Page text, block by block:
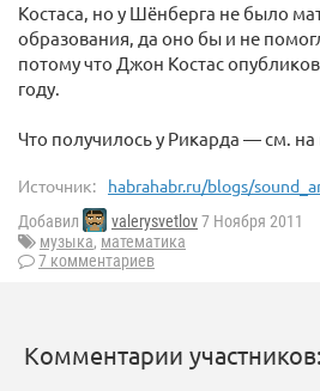
Костаса, но у Шёнберга не было
образования, да оно бы и не
потому что Джон Костас
году.
Что получилось у Рикарда — см. на
Источник: habrahabr.ru/blogs/
Добавил valerysvetlov7 Ноября 2011
музыка, математика
7 комментариев
Комментарии участников: